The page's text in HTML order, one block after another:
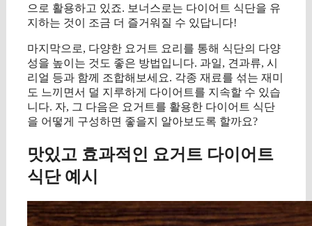
으로 활용하고 있죠. 보너스로는 다이어트 식단을 유
지하는 것이 조금 더 즐거워질 수 있답니다!
마지막으로, 다양한 요거트 요리를 통해 식단의 다양
성을 높이는 것도 좋은 방법입니다. 과일, 견과류, 시
리얼 등과 함께 조합해보세요. 각종 재료를 섞는 재미
도 느끼면서 덜 지루하게 다이어트를 지속할 수 있습
니다. 자, 그 다음은 요거트를 활용한 다이어트 식단
을 어떻게 구성하면 좋을지 알아보도록 할까요?
맛있고 효과적인 요거트 다이어트
식단 예시